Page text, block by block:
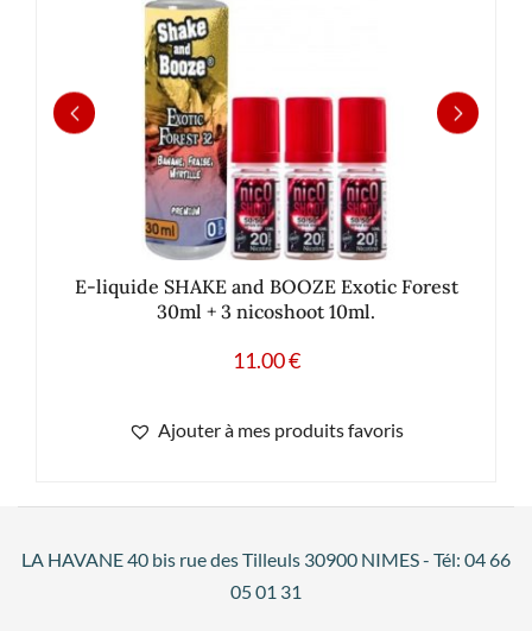
E-liquide SHAKE and BOOZE Exotic Forest
30ml + 3 nicoshoot 10ml.
11.00€
Ajouter à mes produits favoris
LA HAVANE 40 bis rue des Tilleuls 30900 NIMES - Tél: 04 66
05 01 31